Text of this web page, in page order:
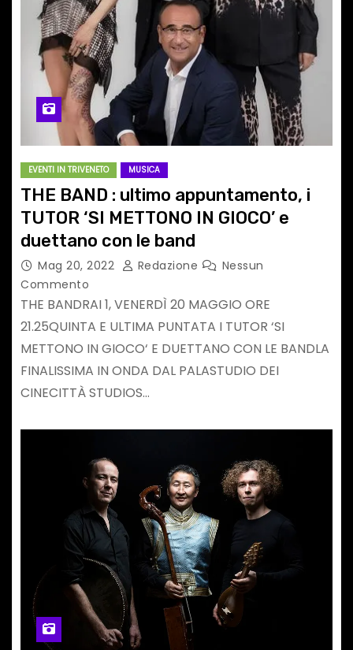
EVENTI IN TRIVENETO MUSICA
THE BAND : ultimo appuntamento, i
TUTOR ‘SI METTONO IN GIOCO’ e
duettano con le band
Mag 20, 2022 Redazione
Nessun
Commento
THE BANDRAI 1, VENERDÌ 20 MAGGIO ORE
21.25QUINTA E ULTIMA PUNTATA I TUTOR ‘SI
METTONO IN GIOCO‘ E DUETTANO CON LE BANDLA
FINALISSIMA IN ONDA DAL PALASTUDIO DEI
CINECITTÀ STUDIOS…